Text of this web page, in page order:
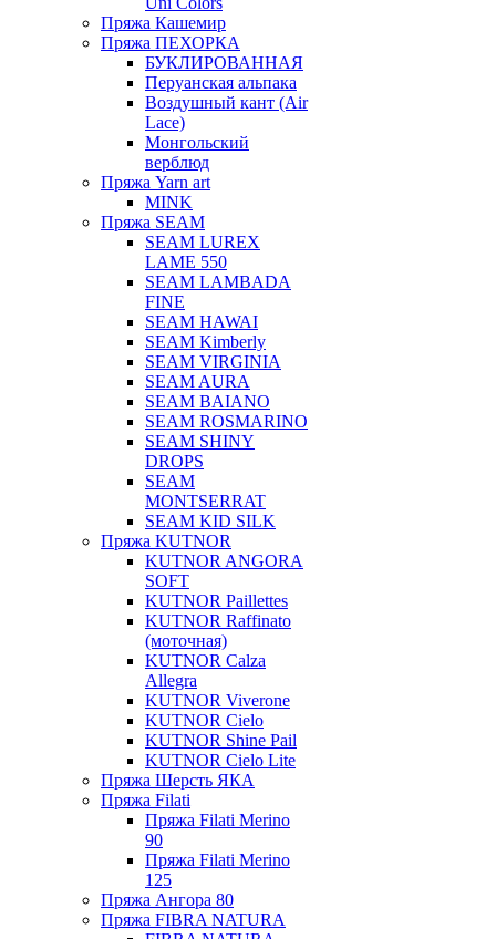
Пряжа Кашемир
Пряжа ПЕХОРКА
БУКЛИРОВАННАЯ
Перуанская альпака
Воздушный кант (Air
Lace)
Монгольский
верблюд
Пряжа Yarn art
MINK
Пряжа SEAM
SEAM LUREX
LAME 550
SEAM LAMBADA
FINE
SEAM HAWAI
SEAM Kimberly
SEAM VIRGINIA
SEAM AURA
SEAM BAIANO
SEAM ROSMARINO
SEAM SHINY
DROPS
SEAM
MONTSERRAT
SEAM KID SILK
Пряжа KUTNOR
KUTNOR ANGORA
SOFT
KUTNOR Paillettes
KUTNOR Raffinato
(моточная)
KUTNOR Calza
Allegra
KUTNOR Viverone
KUTNOR Cielo
KUTNOR Shine Pail
KUTNOR Cielo Lite
Пряжа Шерсть ЯКА
Пряжа Filati
Пряжа Filati Merino
90
Пряжа Filati Merino
125
Пряжа Ангора 80
Пряжа FIBRA NATURA